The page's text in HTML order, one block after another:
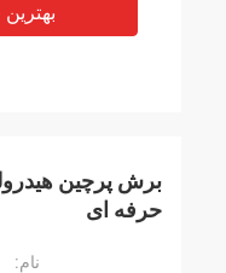
برش پرچین
حرفه ای
نام: